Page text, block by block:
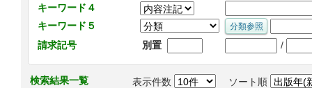
キーワード４
キーワード５
請求記号
別置 /
検索結果一覧 表示件数 ソート順